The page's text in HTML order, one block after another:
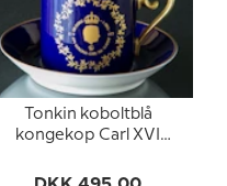
Tonkin koboltblå
kongekop Carl XVI
tiden